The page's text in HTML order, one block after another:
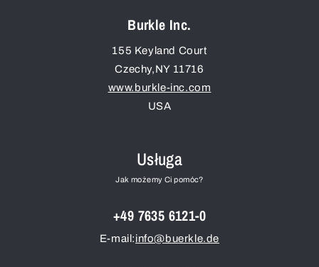
Burkle Inc.
155 Keyland Court
Czechy,NY 11716
www.burkle-inc.com
USA
Usługa
Jak możemy Ci pomóc?
+49 7635 6121-0
E-mail:info@buerkle.de